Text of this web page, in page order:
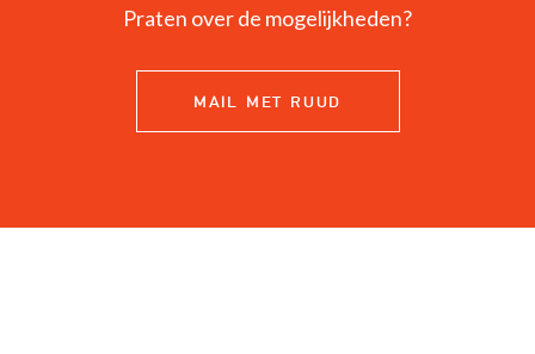
Praten over de mogelijkheden?
mail met ruud